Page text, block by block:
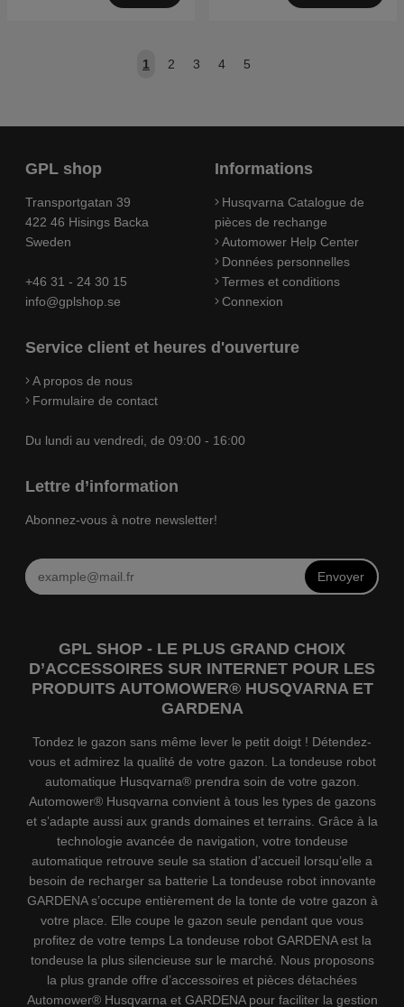
1 2 3 4 5
GPL shop
Transportgatan 39
422 46 Hisings Backa
Sweden
+46 31 - 24 30 15
info@gplshop.se
Informations
Husqvarna Catalogue de
pièces de rechange
Automower Help Center
Données personnelles
Termes et conditions
Connexion
Service client et heures d'ouverture
A propos de nous
Formulaire de contact
Du lundi au vendredi, de 09:00 - 16:00
Lettre d’information
Abonnez-vous à notre newsletter!
Envoyer
GPL SHOP - LE PLUS GRAND CHOIX
D’ACCESSOIRES SUR INTERNET POUR LES
PRODUITS AUTOMOWER® HUSQVARNA ET
GARDENA
Tondez le gazon sans même lever le petit doigt ! Détendez-
vous et admirez la qualité de votre gazon. La tondeuse robot
automatique Husqvarna® prendra soin de votre gazon.
Automower® Husqvarna convient à tous les types de gazons
et s’adapte aussi aux grands domaines et terrains. Grâce à la
technologie avancée de navigation, votre tondeuse
automatique retrouve seule sa station d’accueil lorsqu’elle a
besoin de recharger sa batterie La tondeuse robot innovante
GARDENA s’occupe entièrement de la tonte de votre gazon à
votre place. Elle coupe le gazon seule pendant que vous
profitez de votre temps La tondeuse robot GARDENA est la
tondeuse la plus silencieuse sur le marché. Nous proposons
la plus grande offre d’accessoires et pièces détachées
Automower® Husqvarna et GARDENA pour faciliter la gestion